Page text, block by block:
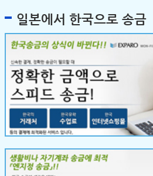
일본에서 한국으로 송금